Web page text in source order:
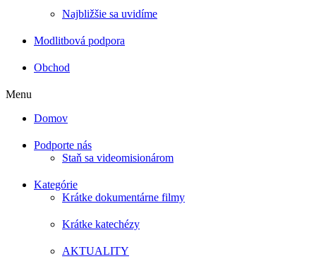
Najbližšie sa uvidíme
Modlitbová podpora
Obchod
Menu
Domov
Podporte nás
Staň sa videomisionárom
Kategórie
Krátke dokumentárne filmy
Krátke katechézy
AKTUALITY